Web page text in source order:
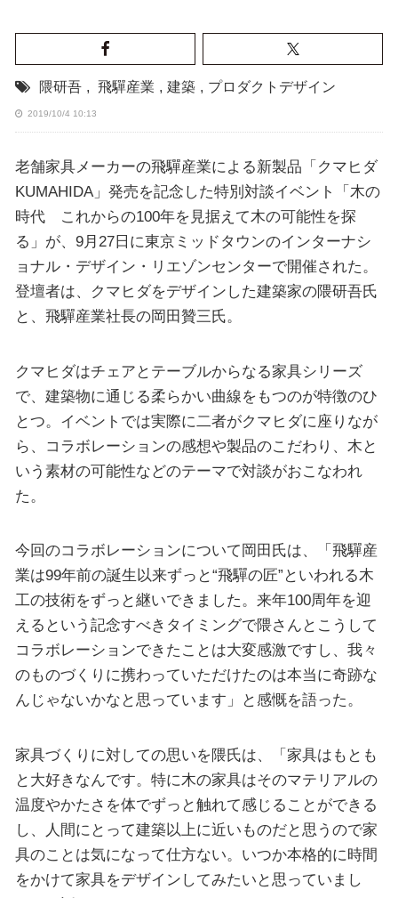
隈研吾 , 飛驒産業 , 建築 , プロダクトデザイン
2019/10/4 10:13
老舗家具メーカーの飛驒産業による新製品「クマヒダ
KUMAHIDA」発売を記念した特別対談イベント「木の
時代 これからの100年を見据えて木の可能性を探
る」が、9月27日に東京ミッドタウンのインターナシ
ョナル・デザイン・リエゾンセンターで開催された。
登壇者は、クマヒダをデザインした建築家の隈研吾氏
と、飛驒産業社長の岡田贊三氏。
クマヒダはチェアとテーブルからなる家具シリーズ
で、建築物に通じる柔らかい曲線をもつのが特徴のひ
とつ。イベントでは実際に二者がクマヒダに座りなが
ら、コラボレーションの感想や製品のこだわり、木と
いう素材の可能性などのテーマで対談がおこなわれ
た。
今回のコラボレーションについて岡田氏は、「飛驒産
業は99年前の誕生以来ずっと“飛驒の匠”といわれる木
工の技術をずっと継いできました。来年100周年を迎
えるという記念すべきタイミングで隈さんとこうして
コラボレーションできたことは大変感激ですし、我々
のものづくりに携わっていただけたのは本当に奇跡な
んじゃないかなと思っています」と感慨を語った。
家具づくりに対しての思いを隈氏は、「家具はもとも
と大好きなんです。特に木の家具はそのマテリアルの
温度やかたさを体でずっと触れて感じることができる
し、人間にとって建築以上に近いものだと思うので家
具のことは気になって仕方ない。いつか本格的に時間
をかけて家具をデザインしてみたいと思っていまし